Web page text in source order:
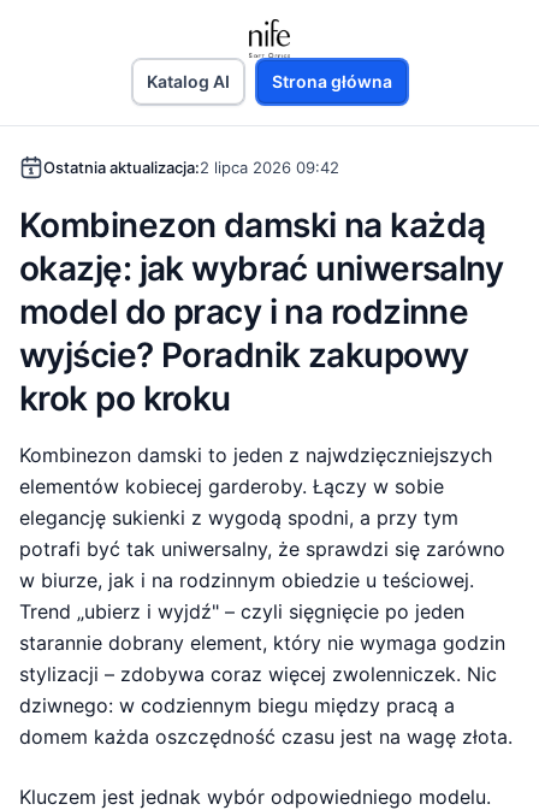
Katalog AI Strona główna
Ostatnia aktualizacja:2 lipca 2026 09:42
Kombinezon damski na każdą
okazję: jak wybrać uniwersalny
model do pracy i na rodzinne
wyjście? Poradnik zakupowy
krok po kroku
Kombinezon damski to jeden z najwdzięczniejszych
elementów kobiecej garderoby. Łączy w sobie
elegancję sukienki z wygodą spodni, a przy tym
potrafi być tak uniwersalny, że sprawdzi się zarówno
w biurze, jak i na rodzinnym obiedzie u teściowej.
Trend „ubierz i wyjdź" – czyli sięgnięcie po jeden
starannie dobrany element, który nie wymaga godzin
stylizacji – zdobywa coraz więcej zwolenniczek. Nic
dziwnego: w codziennym biegu między pracą a
domem każda oszczędność czasu jest na wagę złota.
Kluczem jest jednak wybór odpowiedniego modelu.